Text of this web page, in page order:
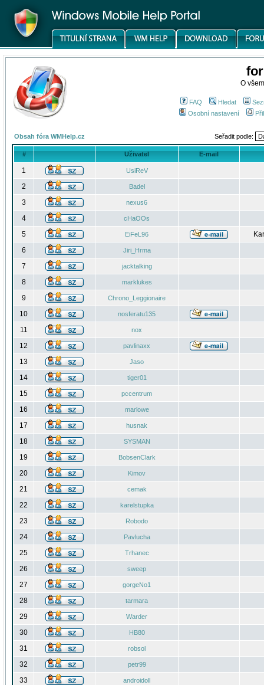
O
FAQ Hledat
Osobní nastavení
Obsah fóra WMHelp.cz Seřadit podle:
# Uživatel E-mail
1 UsiReV
2 Badel
3 nexus6
4 cHaOOs
5 EiFeL96
6
Jiri_Hrma
7 jacktalking
8 marklukes
9 Chrono_Leggionaire
10 nosferatu135
11 nox
12 pavlinaxx
13 Jaso
14 tiger01
15 pccentrum
16 marlowe
17 husnak
18 SYSMAN
19 BobsenClark
20 Kimov
21 cemak
22 karelstupka
23 Robodo
24 Pavlucha
25 Trhanec
26 sweep
27 gorgeNo1
28 tarmara
29 Warder
30 HB80
31 robsol
32 petr99
33 androidoll